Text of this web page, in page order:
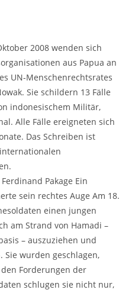
2008 wenden sich
aus Papua an
UN-Menschenrechtsrates
Sie schildern 13 Fälle
indonesischem Militär,
Alle Fälle ereigneten sich
Das Schreiben ist
Pakage Ein
sein rechtes Auge Am 18.
einen jungen
am Strand von Hamadi –
– auszuziehen und
Sie wurden geschlagen,
Forderungen der
schlugen sie nicht nur,